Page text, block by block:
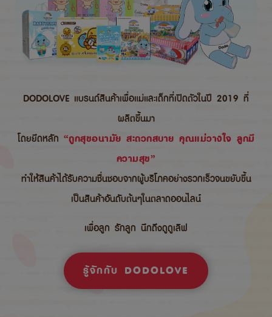
DODOLOVE แบรนด์สินค้าเพื่อแม่และเด็กที่เปิดตัวในปี 2019 ที่
ผลิตขึ้นมา
โดยยึดหลัก “ถูกสุขอนามัย สะดวกสบาย คุณแม่วางใจ ลูกมี
ความสุข”
ทำให้สินค้าได้รับความชื่นชอบจากผู้บริโภคอย่างรวกเร็วจนขยับขึ้น
เป็นสินค้าอันดับต้นๆในตลาดออนไลน์
เพื่อลูก รักลูก นึกถึงดูดูเลิฟ
รู้จักกับ DODOLOVE